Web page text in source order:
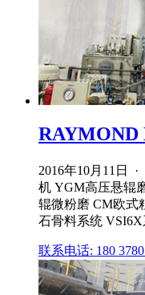
2016年10月11日
机 YGM高压悬辊
辊微粉磨 CM欧式
石骨料系统 VSI6X
联系电话: 180 3780